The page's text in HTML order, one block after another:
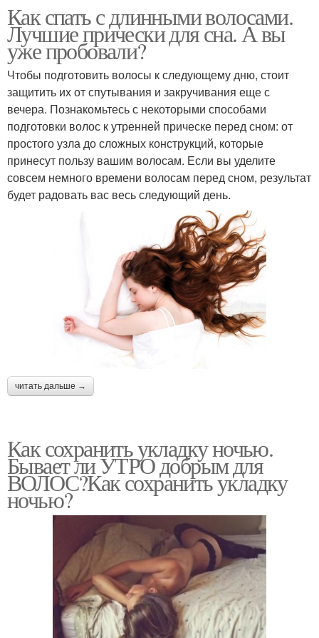
Как спать с длинными волосами.
Лучшие прически для сна. А вы
уже пробовали?
Чтобы подготовить волосы к следующему дню, стоит
защитить их от спутывания и закручивания еще с
вечера. Познакомьтесь с некоторыми способами
подготовки волос к утренней прическе перед сном: от
простого узла до сложных конструкций, которые
принесут пользу вашим волосам. Если вы уделите
совсем немного времени волосам перед сном, результат
будет радовать вас весь следующий день.
читать дальше →
Как сохранить укладку ночью.
Бывает ли УТРО добрым для
ВОЛОС?Как сохранить укладку
ночью?